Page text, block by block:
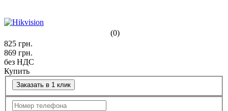
(0)
825 грн.
869 грн.
без НДС
Купить
Заказать в 1 клик